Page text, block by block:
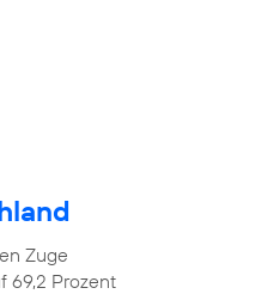
Zuge
69,2 Prozent